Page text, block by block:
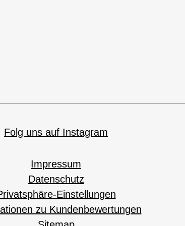
Folg uns auf Instagram
Impressum
Datenschutz
Einstellungen
zu Kundenbewertungen